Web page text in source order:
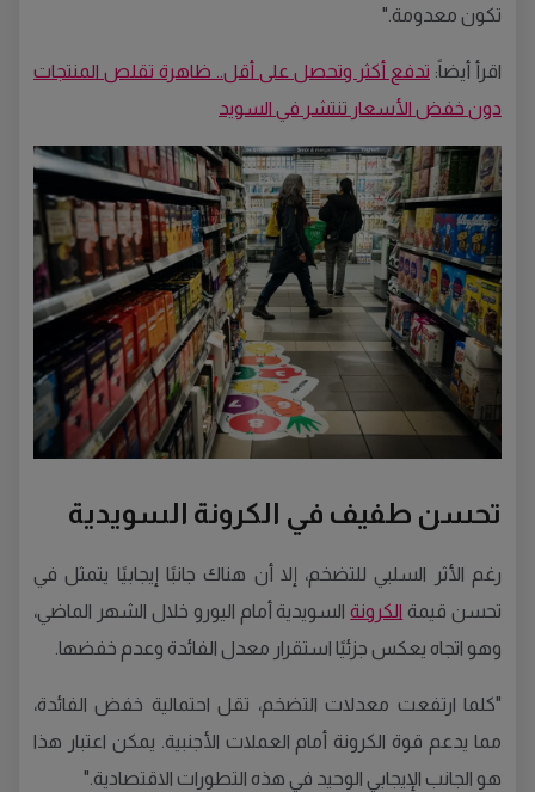
تكون معدومة."
اقرأ أيضاً: تدفع أكثر وتحصل على أقل.. ظاهرة تقلص المنتجات
دون خفض الأسعار تنتشر في السويد
تحسن طفيف في الكرونة السويدية
رغم الأثر السلبي للتضخم، إلا أن هناك جانبًا إيجابيًا يتمثل في
تحسن قيمة الكرونةالسويدية أمام اليورو خلال الشهر الماضي،
وهو اتجاه يعكس جزئيًا استقرار معدل الفائدة وعدم خفضها.
"كلما ارتفعت معدلات التضخم، تقل احتمالية خفض الفائدة،
مما يدعم قوة الكرونة أمام العملات الأجنبية. يمكن اعتبار هذا
هو الجانب الإيجابي الوحيد في هذه التطورات الاقتصادية."